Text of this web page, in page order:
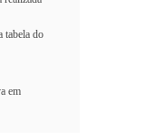
tabela do
em